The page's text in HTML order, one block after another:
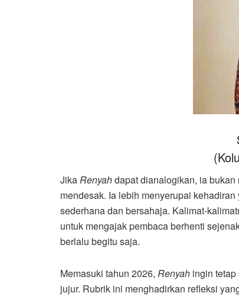
JikaRenyahdapat dianalogikan, ia
mendesak. Ia lebih menyerupai
sederhana dan bersahaja. Kalimat-
untuk mengajak pembaca berhenti
berlalu begitu saja.
Memasuki tahun 2026, Renyah ingin
jujur. Rubrik ini menghadirkan refleksi